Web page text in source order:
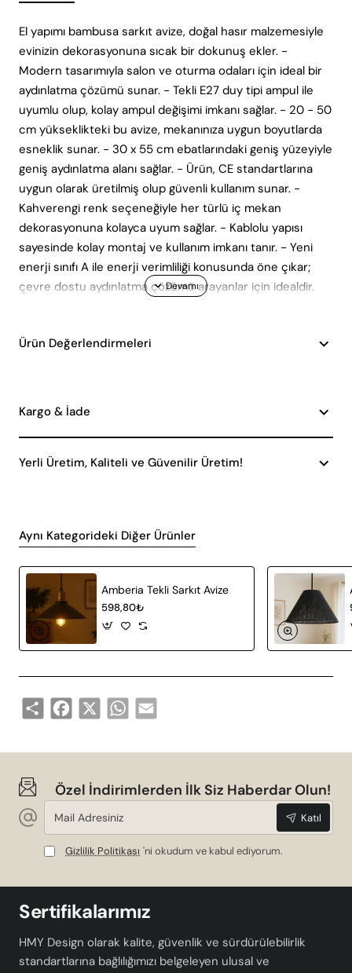
El yapımı bambusa sarkıt avize, doğal hasır malzemesiyle
evinizin dekorasyonuna sıcak bir dokunuş ekler. -
Modern tasarımıyla salon ve oturma odaları için ideal bir
aydınlatma çözümü sunar. - Tekli E27 duy tipi ampul ile
uyumlu olup, kolay ampul değişimi imkanı sağlar. - 20 - 50
cm yükseklikteki bu avize, mekanınıza uygun boyutlarda
esneklik sunar. - 30 x 55 cm ebatlarındaki geniş yüzeyiyle
geniş aydınlatma alanı sağlar. - Ürün, CE standartlarına
uygun olarak üretilmiş olup güvenli kullanım sunar. -
Kahverengi renk seçeneğiyle her türlü iç mekan
dekorasyonuna kolayca uyum sağlar. - Kablolu yapısı
sayesinde kolay montaj ve kullanım imkanı tanır. - Yeni
enerji sınıfı A ile enerji verimliliği konusunda öne çıkar;
çevre dostu aydınlatma çözümü arayanlar için idealdir.
Ürün Değerlendirmeleri
Kargo & İade
Yerli Üretim, Kaliteli ve Güvenilir Üretim!
Aynı Kategorideki Diğer Ürünler
Amberia Tekli Sarkıt Avize
598,80₺
Share Facebook
X WhatsApp
Email
Özel İndirimlerden İlk Siz Haberdar Olun!
Mail
Adresiniz
Katıl
Gizlilik Politikası 'ni okudum ve kabul ediyorum.
Sertifikalarımız
HMY Design olarak kalite, güvenlik ve sürdürülebilirlik
standartlarına bağlılığımızı belgeleyen ulusal ve